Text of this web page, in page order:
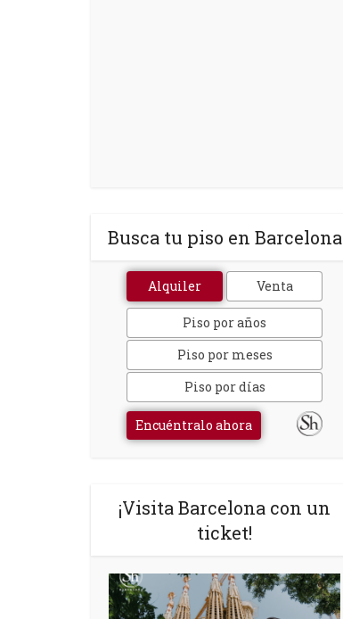
Busca tu piso en Barcelona
Alquiler Venta
Piso por años
Piso por meses
Piso por días
Encuéntralo ahora
¡Visita Barcelona con un
ticket!